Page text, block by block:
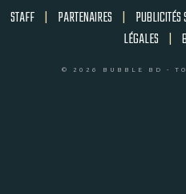
STAFF | PARTENAIRES | PUBLICITÉS
LÉGALES |
© 2026 BUBBLE BD -